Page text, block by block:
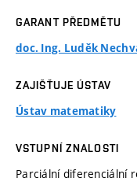
GARANT PŘEDMĚTU
doc. Ing. Luděk
ZAJIŠŤUJE ÚSTAV
Ústav matematiky
VSTUPNÍ ZNALOSTI
Parciální diferenciální